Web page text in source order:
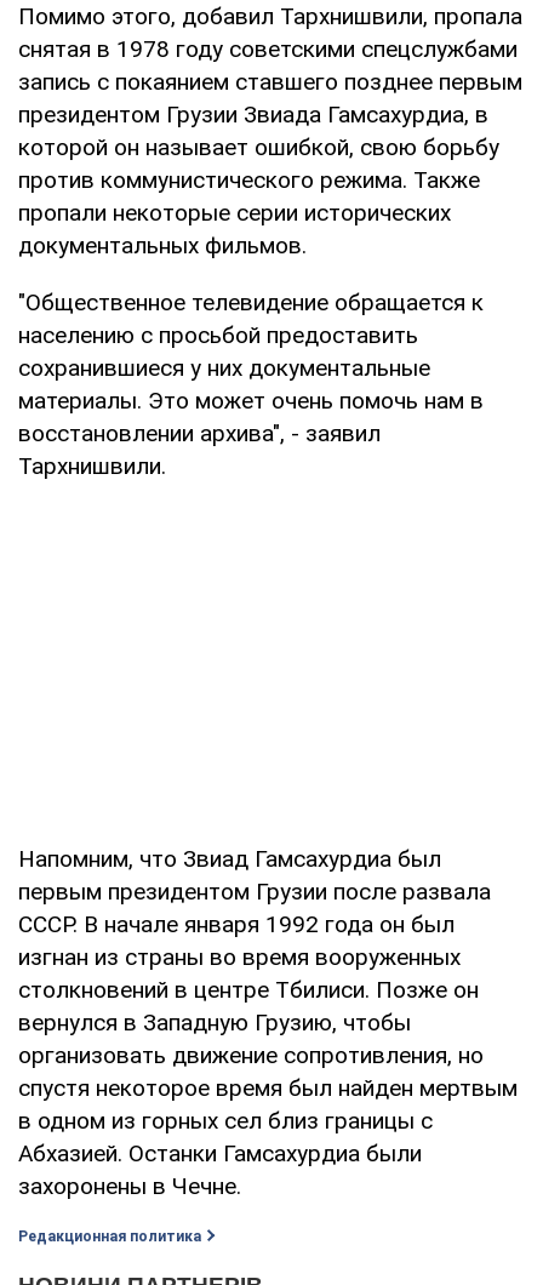
Помимо этого, добавил Тархнишвили, пропала
снятая в 1978 году советскими спецслужбами
запись с покаянием ставшего позднее первым
президентом Грузии Звиада Гамсахурдиа, в
которой он называет ошибкой, свою борьбу
против коммунистического режима. Также
пропали некоторые серии исторических
документальных фильмов.
"Общественное телевидение обращается к
населению с просьбой предоставить
сохранившиеся у них документальные
материалы. Это может очень помочь нам в
восстановлении архива", - заявил
Тархнишвили.
Напомним, что Звиад Гамсахурдиа был
первым президентом Грузии после развала
СССР. В начале января 1992 года он был
изгнан из страны во время вооруженных
столкновений в центре Тбилиси. Позже он
вернулся в Западную Грузию, чтобы
организовать движение сопротивления, но
спустя некоторое время был найден мертвым
в одном из горных сел близ границы с
Абхазией. Останки Гамсахурдиа были
захоронены в Чечне.
Редакционная политика